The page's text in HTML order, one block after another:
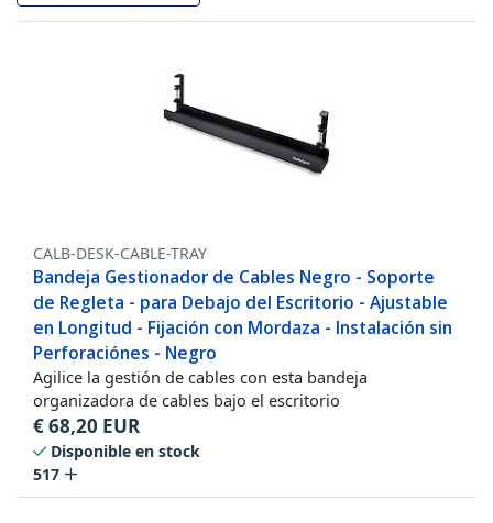
CALB-DESK-CABLE-TRAY
Bandeja Gestionador de Cables Negro - Soporte
de Regleta - para Debajo del Escritorio - Ajustable
en Longitud - Fijación con Mordaza - Instalación sin
Perforaciónes - Negro
Agilice la gestión de cables con esta bandeja
organizadora de cables bajo el escritorio
€68,20 EUR
Disponible en stock
517